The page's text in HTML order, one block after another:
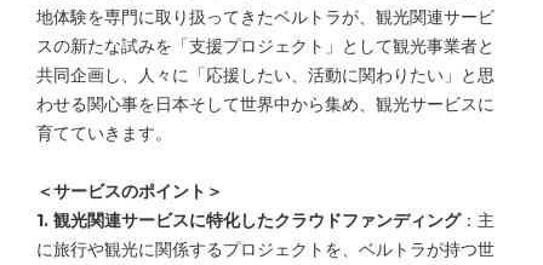
地体験を専門に取り扱ってきたベルトラが、観光関連サービ
スの新たな試みを「支援プロジェクト」として観光事業者と
共同企画し、人々に「応援したい、活動に関わりたい」と思
わせる関心事を日本そして世界中から集め、観光サービスに
育てていきます。
＜サービスのポイント＞
1. 観光関連サービスに特化したクラウドファンディング：主
に旅行や観光に関係するプロジェクトを、ベルトラが持つ世